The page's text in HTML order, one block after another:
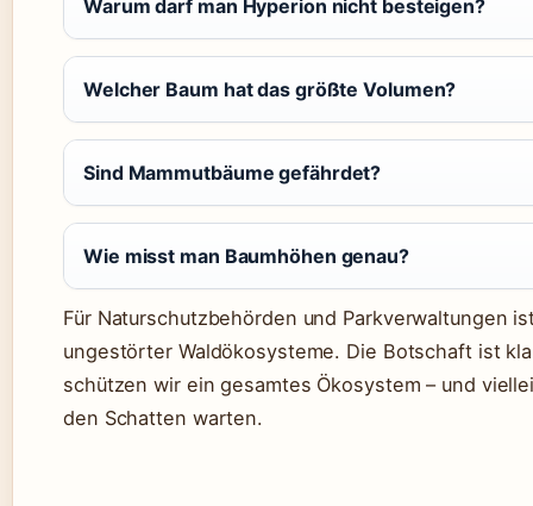
Warum darf man Hyperion nicht besteigen?
Welcher Baum hat das größte Volumen?
Sind Mammutbäume gefährdet?
Wie misst man Baumhöhen genau?
Für Naturschutzbehörden und Parkverwaltungen
ungestörter Waldökosysteme. Die Botschaft ist
schützen wir ein gesamtes Ökosystem – und
den Schatten warten.